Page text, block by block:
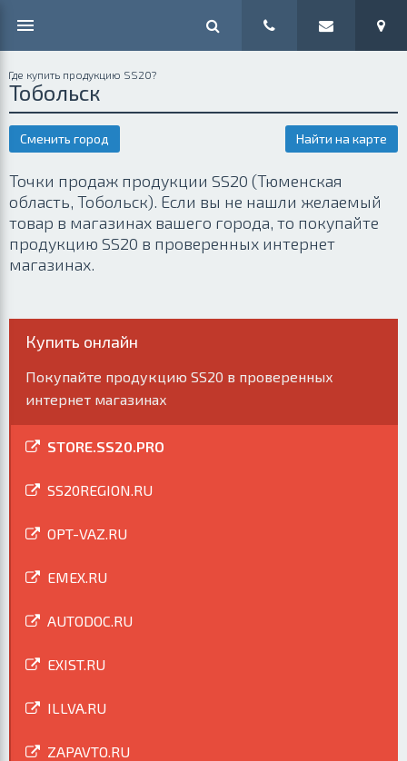
Где купить продукцию SS20?
Тобольск
Сменить город Найти на карте
Точки продаж продукции SS20 (Тюменская
область, Тобольск). Если вы не нашли желаемый
товар в магазинах вашего города, то покупайте
продукцию SS20 в проверенных интернет
магазинах.
Купить онлайн
Покупайте продукцию SS20 в проверенных
интернет магазинах
STORE.SS20.PRO
SS20REGION.RU
OPT-VAZ.RU
EMEX.RU
AUTODOC.RU
EXIST.RU
ILLVA.RU
ZAPAVTO.RU